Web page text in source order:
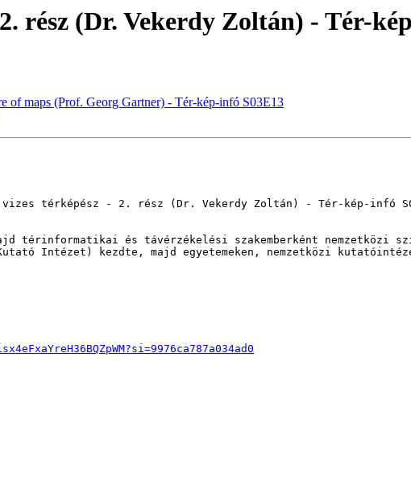
rész (Dr. Vekerdy Zoltán) - Tér-
of maps (Prof. Georg Gartner) - Tér-kép-infó S03E13
térképész - 2. rész (Dr. Vekerdy Zoltán) - Tér-kép-infó
térinformatikai és távérzékelési szakemberként nemzetközi
Kutató Intézet) kezdte, majd egyetemeken, nemzetközi